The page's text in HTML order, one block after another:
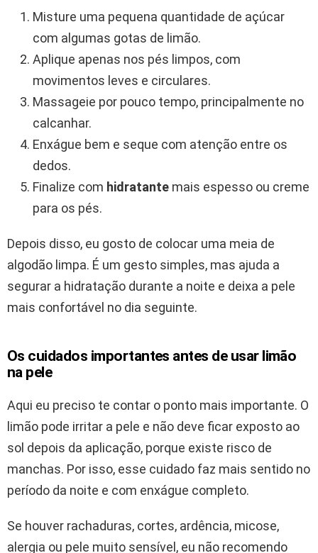
Misture uma pequena quantidade de açúcar
com algumas gotas de limão.
Aplique apenas nos pés limpos, com
movimentos leves e circulares.
Massageie por pouco tempo, principalmente no
calcanhar.
Enxágue bem e seque com atenção entre os
dedos.
Finalize com hidratante mais espesso ou creme
para os pés.
Depois disso, eu gosto de colocar uma meia de
algodão limpa. É um gesto simples, mas ajuda a
segurar a hidratação durante a noite e deixa a pele
mais confortável no dia seguinte.
Os cuidados importantes antes de usar limão
na pele
Aqui eu preciso te contar o ponto mais importante. O
limão pode irritar a pele e não deve ficar exposto ao
sol depois da aplicação, porque existe risco de
manchas. Por isso, esse cuidado faz mais sentido no
período da noite e com enxágue completo.
Se houver rachaduras, cortes, ardência, micose,
alergia ou pele muito sensível, eu não recomendo